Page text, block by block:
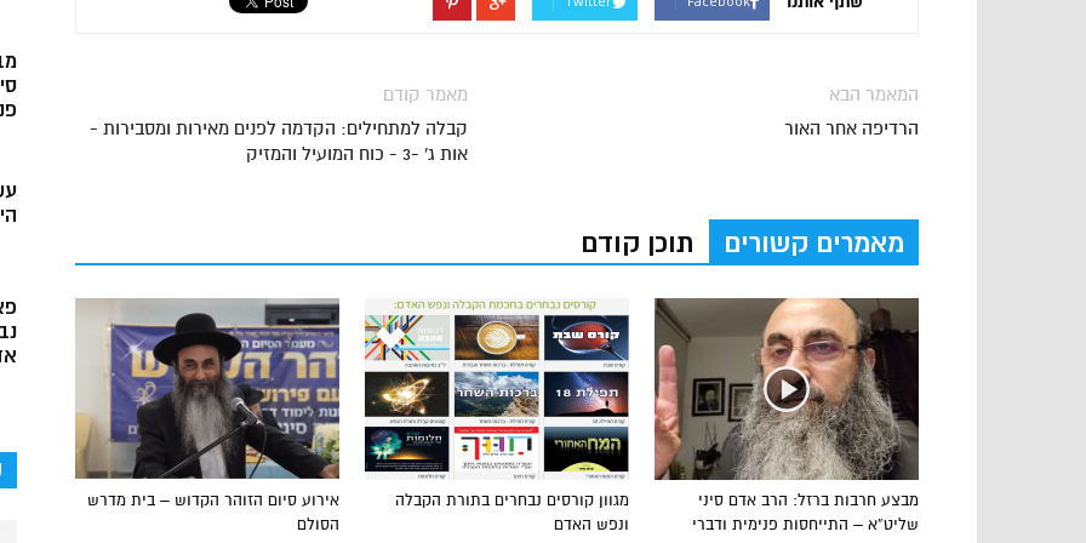
מאמר קודם
קבלה למתחילים: הקדמה לפנים מאירות ומסבירות -
אות ג' -3 - כוח המועיל והמזיק
המאמר הבא
הרדיפה אחר האור
מאמרים קשורים תוכן קודם
אירוע סיום הזוהר הקדוש – בית מדרש
הסולם
מגוון קורסים נבחרים בתורת הקבלה
ונפש האדם
מבצע חרבות ברזל: הרב אדם סיני
שליט”א – התייחסות פנימית ודברי